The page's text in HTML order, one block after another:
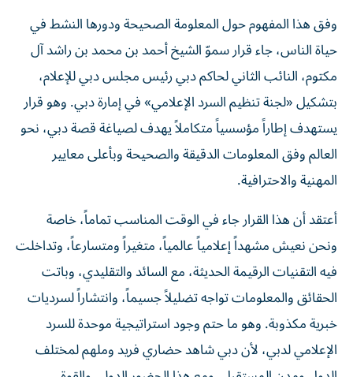
وفق هذا المفهوم حول المعلومة الصحيحة ودورها النشط في
حياة الناس، جاء قرار سموّ الشيخ أحمد بن محمد بن راشد آل
مكتوم، النائب الثاني لحاكم دبي رئيس مجلس دبي للإعلام،
بتشكيل «لجنة تنظيم السرد الإعلامي» في إمارة دبي. وهو قرار
يستهدف إطاراً مؤسسياً متكاملاً يهدف لصياغة قصة دبي، نحو
العالم وفق المعلومات الدقيقة والصحيحة وبأعلى معايير
المهنية والاحترافية.
أعتقد أن هذا القرار جاء في الوقت المناسب تماماً، خاصة
ونحن نعيش مشهداً إعلامياً عالمياً، متغيراً ومتسارعاً، وتداخلت
فيه التقنيات الرقيمة الحديثة، مع السائد والتقليدي، وباتت
الحقائق والمعلومات تواجه تضليلاً جسيماً، وانتشاراً لسرديات
خبرية مكذوبة. وهو ما حتم وجود استراتيجية موحدة للسرد
الإعلامي لدبي، لأن دبي شاهد حضاري فريد وملهم لمختلف